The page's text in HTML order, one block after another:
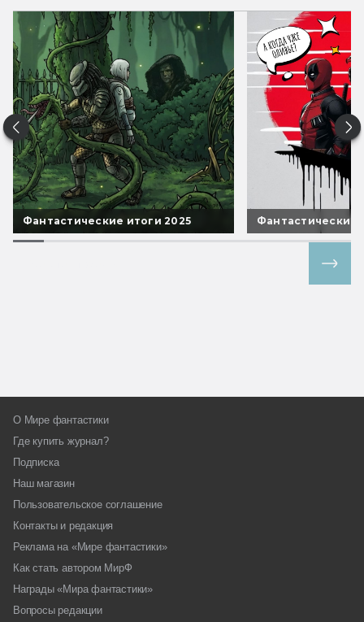
Фантастические итоги 2025 Фантастические
О Мире фантастики
Где купить журнал?
Подписка
Наш магазин
Пользовательское соглашение
Контакты и редакция
Реклама на «Мире фантастики»
Как стать автором МирФ
Награды «Мира фантастики»
Вопросы редакции